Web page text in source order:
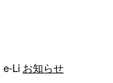
e-Li お知らせ